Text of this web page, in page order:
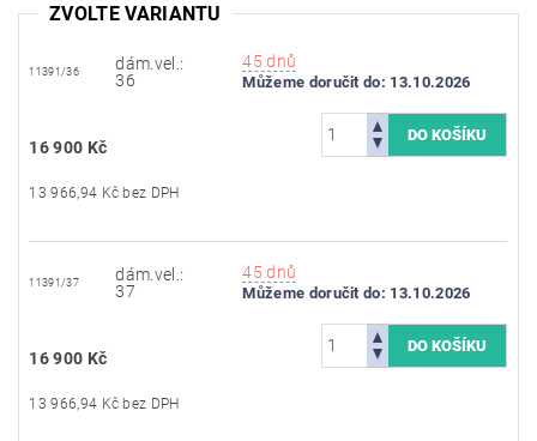
ZVOLTE VARIANTU
11391/36
dám.vel.:
36
45 dnů
Můžeme doručit do: 13.10.2026
16 900 Kč
13 966,94 Kč bez DPH
11391/37
dám.vel.:
37
45 dnů
Můžeme doručit do: 13.10.2026
16 900 Kč
13 966,94 Kč bez DPH